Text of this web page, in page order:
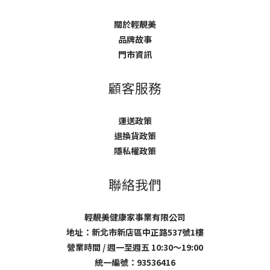
關於輕靚美
品牌故事
門市資訊
顧客服務
運送政策
退換貨政策
隱私權政策
聯絡我們
輕靚美健康家事業有限公司
地址：新北市新店區中正路537號1樓
營業時間 / 週一至週五 10:30～19:00
統一編號：93536416